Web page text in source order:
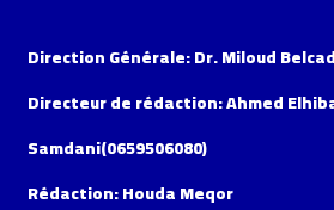
Direction Générale: Dr. Miloud
Directeur de rédaction: Ahmed
Samdani(0659506080)
Rédaction: Houda Meqor